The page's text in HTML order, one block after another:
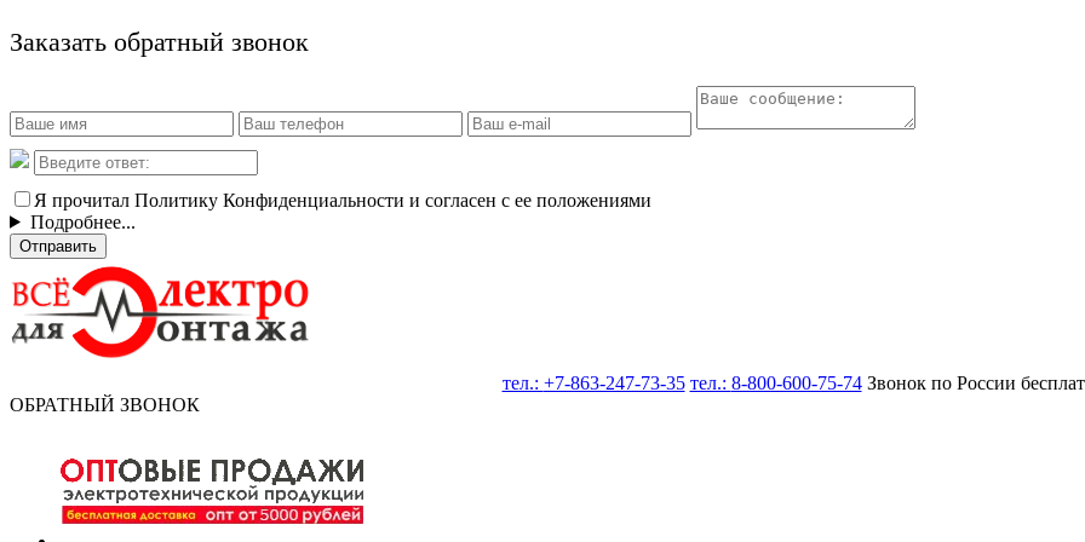
Заказать обратный звонок
Я прочитал Политику Конфиденциальности и согласен с ее положениями
Подробнее...
Отправить
тел.: +7-863-247-73-35 тел.: 8-800-600-75-74Звонок по России
ОБРАТНЫЙ ЗВОНОК